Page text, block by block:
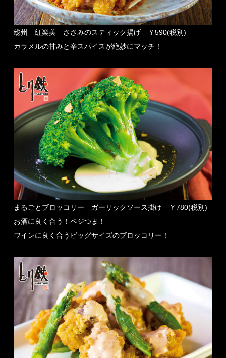
総州 紅楽美 ささみのスティック揚げ ￥590(税別)
カラメルの甘みと辛スパイスが絶妙にマッチ！
まるごとブロッコリー ガーリックソース掛け ￥780(税別)
お酒に良く合う！ベジつま！
ワインに良く合うビッグサイズのブロッコリー！